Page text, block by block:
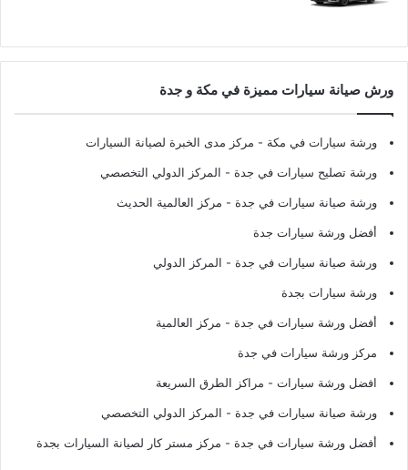
ورش صيانة سيارات مميزة في مكة و جدة
ورشة سيارات في مكة - مركز مدى الخبرة لصيانة السيارات
ورشة تصليح سيارات في جدة - المركز الدولي التخصصي
ورشة صيانة سيارات في جدة - مركز العالمية الحديث
أفضل ورشة سيارات جدة
ورشة صيانة سيارات في جدة - المركز الدولي
ورشة سيارات بجدة
أفضل ورشة سيارات في جدة - مركز العالمية
مركز ورشة سيارات في جدة
افضل ورشة سيارات - مراكز الطرق السريعة
ورشة صيانة سيارات في جدة - المركز الدولي التخصصي
أفضل ورشة سيارات في جدة - مركز مستر كار لصيانة السيارات بجدة